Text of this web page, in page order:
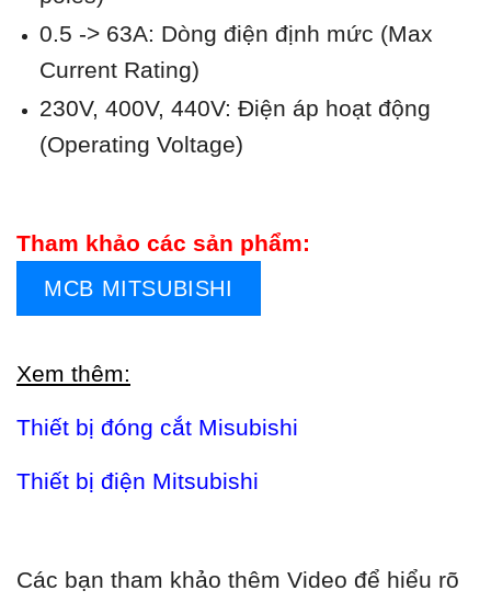
0.5 -> 63A: Dòng điện định mức (Max
Current Rating)
230V, 400V, 440V: Điện áp hoạt động
(Operating Voltage)
Tham khảo các sản phẩm:
MCB MITSUBISHI
Xem thêm:
Thiết bị đóng cắt Misubishi
Thiết bị điện Mitsubishi
Các bạn tham khảo thêm Video để hiểu rõ